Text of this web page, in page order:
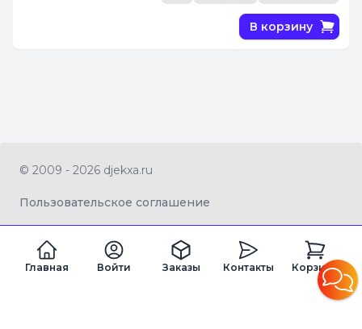
В корзину
Главная Войти Заказы Контакты Корзина
© 2009 - 2026 djekxa.ru
Пользовательское соглашение